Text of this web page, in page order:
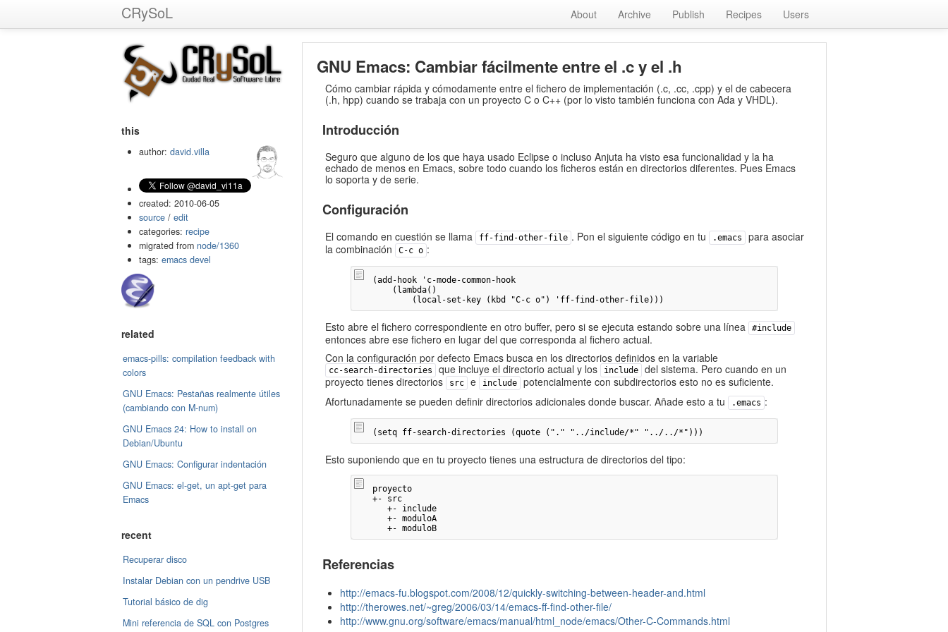
CRySoL About Archive Publish Recipes Users
this
author: david.villa
created: 2010-06-05
source / edit
categories: recipe
migrated from node/1360
tags: emacs devel
related
emacs-pills: compilation feedback with
colors
GNU Emacs: Pestañas realmente útiles
(cambiando con M-num)
GNU Emacs 24: How to install on
Debian/Ubuntu
GNU Emacs: Configurar indentación
GNU Emacs: el-get, un apt-get para
Emacs
recent
Recuperar disco
Instalar Debian con un pendrive USB
Tutorial básico de dig
Mini referencia de SQL con Postgres
GNU Emacs: Cambiar fácilmente entre el .c y el .h
Cómo cambiar rápida y cómodamente entre el fichero de implementación (.c, .cc, .cpp) y el de cabecera
(.h, hpp) cuando se trabaja con un proyecto C o C++ (por lo visto también funciona con Ada yVHDL).
Introducción
Seguro que alguno de los que haya usado Eclipse o incluso Anjuta ha visto esa funcionalidad y la ha
echado de menos en Emacs, sobre todo cuando los ficheros están en directorios diferentes. Pues Emacs
lo soporta y de serie.
Configuración
El comando en cuestión se llama ff-find-other-file . Pon el siguiente código en tu .emacs
para asociar
la combinación
C-c o :
(add-hook 'c-mode-common-hook
    (lambda()
        (local-set-key (kbd "C-c o") 'ff-find-other-file)))
Esto abre el fichero correspondiente en otro buffer, pero si se ejecuta estando sobre una línea #include
entonces abre ese fichero en lugar del que corresponda al fichero actual.
Con la configuración por defecto Emacs busca en los directorios definidos en la variable
cc-search-directories que incluye el directorio actual y los include
del sistema. Pero cuando en un
proyecto tienes directorios
src e include
potencialmente con subdirectorios esto no es suficiente.
Afortunadamente se pueden definir directorios adicionales donde buscar. Añade esto a tu
.emacs :
(setq ff-search-directories (quote ("." "../include/*" "../../*")))
Esto suponiendo que en tu proyecto tienes una estructura de directorios del tipo:
proyecto
+- src
   +- include
   +- moduloA
   +- moduloB
Referencias
http://emacs-fu.blogspot.com/2008/12/quickly-switching-between-header-and.html
http://therowes.net/~greg/2006/03/14/emacs-ff-find-other-file/
http://www.gnu.org/software/emacs/manual/html_node/emacs/Other-C-Commands.html